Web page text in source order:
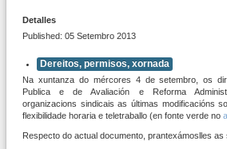
Detalles
Published: 05 Setembro 2013
Dereitos, permisos, xornada
Na xuntanza do mércores 4 de setembro, os
Publica e de Avaliación e Reforma
organizacions sindicais as últimas modificacións
flexibilidade horaria e teletraballo (en fonte verde no
Respecto do actual documento, prantexámoslles